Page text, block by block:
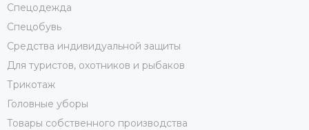
Спецодежда
Спецобувь
Средства индивидуальной защиты
Для туристов, охотников и рыбаков
Трикотаж
Головные уборы
Товары собственного производства